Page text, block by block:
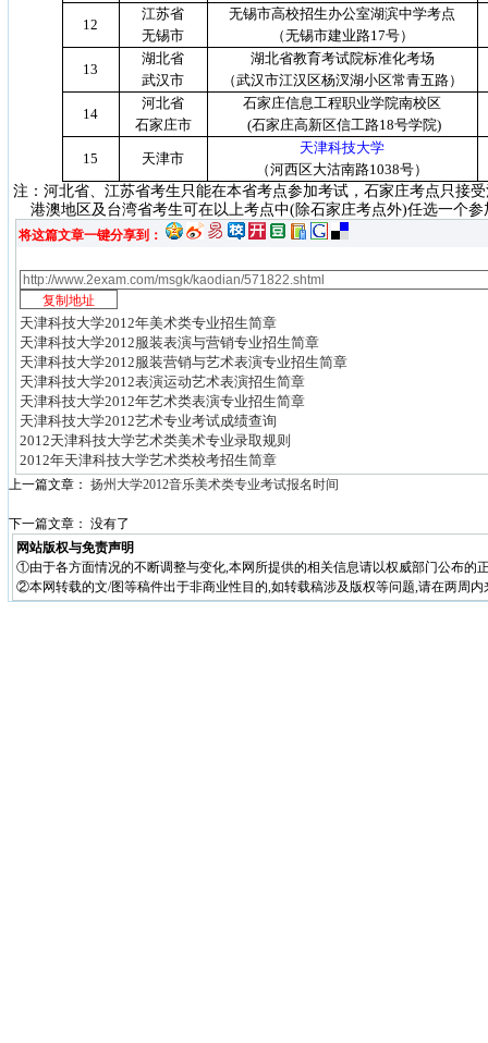
12
江苏省
无锡市
无锡市高校招生办公室湖滨中学考点
（无锡市建业路17号）
13
湖北省
武汉市
湖北省教育考试院标准化考场
（武汉市江汉区杨汊湖小区常青五路）
14
河北省
石家庄市
石家庄信息工程职业学院南校区
(石家庄高新区信工路18号学院)
15 天津市
天津科技大学
（河西区大沽南路1038号）
注：河北省、江苏省考生只能在本省考点参加考试，石家庄考点只接
港澳地区及台湾省考生可在以上考点中(除石家庄考点外)任选一个参
将这篇文章一键分享到：
天津科技大学2012年美术类专业招生简章
天津科技大学2012服装表演与营销专业招生简章
天津科技大学2012服装营销与艺术表演专业招生简章
天津科技大学2012表演运动艺术表演招生简章
天津科技大学2012年艺术类表演专业招生简章
天津科技大学2012艺术专业考试成绩查询
2012天津科技大学艺术类美术专业录取规则
2012年天津科技大学艺术类校考招生简章
上一篇文章： 扬州大学2012音乐美术类专业考试报名时间
下一篇文章： 没有了
网站版权与免责声明
①由于各方面情况的不断调整与变化,本网所提供的相关信息请以权威部门公布的
②本网转载的文/图等稿件出于非商业性目的,如转载稿涉及版权等问题,请在两周内